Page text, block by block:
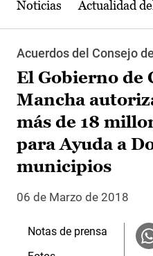
Noticias Actualidad
Acuerdos del Consejo
El Gobierno de
Mancha
más de 18
para Ayuda a
municipios
06 de Marzo de 2018
Notas de prensa